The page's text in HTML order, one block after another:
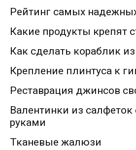
Рейтинг самых
Какие продукты крепят
Как сделать кораблик
Крепление плинтуса к
Реставрация джинсов
Валентинки из
руками
Тканевые жалюзи